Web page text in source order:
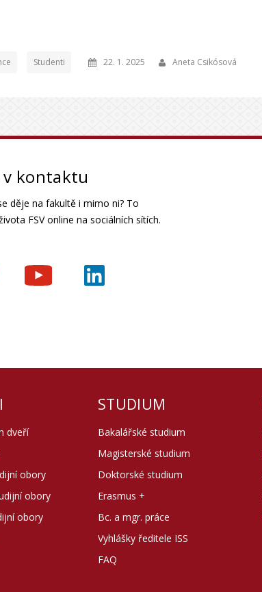
Studenti 22. 1. 2025 Aneta Csikósová
kontaktu
děje na fakultě i mimo ni? To
FSV online na sociálních sítích.
dveří
obory
obory
obory
STUDIUM
Bakalářské studium
Magisterské studium
Doktorské studium
Erasmus +
Bc. a mgr. práce
Vyhlášky ředitele ISS
FAQ